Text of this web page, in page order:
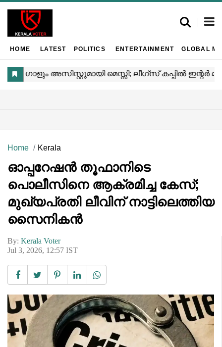
HOME LATEST POLITICS ENTERTAINMENT GLOBAL
Home Kerala
ഓപ്പറേഷൻ തൂഫാനിടെ
പൊലീസിനെ ആക്രമിച്ച കേസ്;
മുഖ്യപ്രതി ലീവിന് നാട്ടിലെത്തിയ
സൈനികൻ
By: Kerala Voter
Jul 3, 2026, 12:57 IST